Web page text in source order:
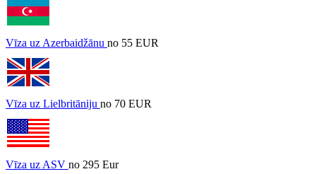
Vīza uz Azerbaidžānu no 55 EUR
Vīza uz Lielbritāniju no 70 EUR
Vīza uz ASV no 295 Eur